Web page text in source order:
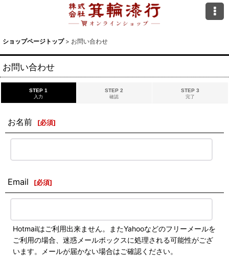
ショップページトップ > お問い合わせ
お問い合わせ
STEP 1
入力
STEP 2
確認
STEP 3
完了
お名前 [必須]
Email [必須]
Hotmailはご利用出来ません。またYahooなどのフリーメールを
ご利用の場合、迷惑メールボックスに処理される可能性がござ
います。メールが届かない場合はご確認ください。